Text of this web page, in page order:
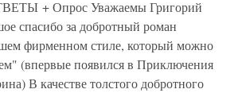
+ Опрос Уважаемы Григорий
спасибо за добротный роман
фирменном стиле, который можно
(впервые появился в Приключения
В качестве толстого добротного